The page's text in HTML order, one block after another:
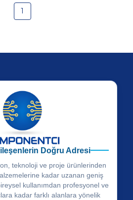
1
Doğru Adresi
teknoloji ve proje ürünlerinden
kadar uzanan geniş
kullanımdan profesyonel ve
kadar farklı alanlara yönelik